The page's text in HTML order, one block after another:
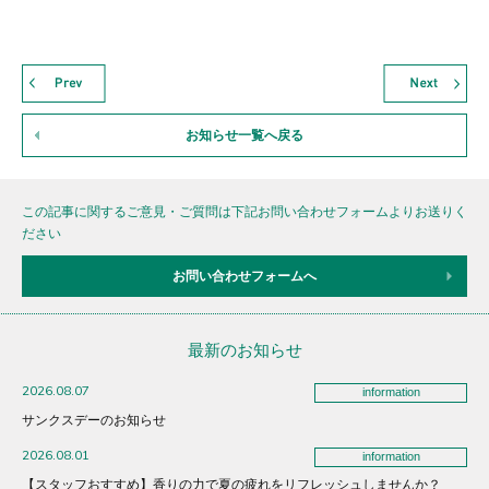
お知らせ一覧へ戻る
この記事に関するご意見・ご質問は下記お問い合わせフォームよりお送りく
ださい
お問い合わせフォームへ
最新のお知らせ
2026.08.07 information
サンクスデーのお知らせ
2026.08.01 information
【スタッフおすすめ】香りの力で夏の疲れをリフレッシュしませんか？